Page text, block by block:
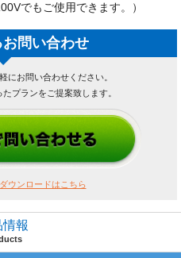
報
でもご使用できます。）
問い合わせ
にお問い合わせください。
プランをご提案致します。
ウンロードはこちら